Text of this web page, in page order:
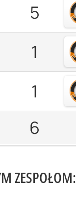
5
1
1
6
ZESPOŁOM: